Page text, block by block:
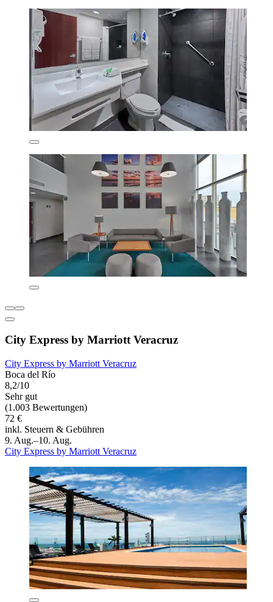
City Express by Marriott Veracruz
City Express by Marriott Veracruz
Boca del Río
8,2/10
Sehr gut
(1.003 Bewertungen)
72 €
inkl. Steuern & Gebühren
9. Aug.–10. Aug.
City Express by Marriott Veracruz